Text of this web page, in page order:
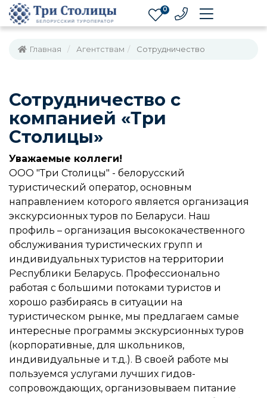
0
Главная Агентствам Сотрудничество
Сотрудничество с
компанией «Три
Столицы»
Уважаемые коллеги!
ООО "Три Столицы" - белорусский
туристический оператор, основным
направлением которого является организация
экскурсионных туров по Беларуси. Наш
профиль – организация высококачественного
обслуживания туристических групп и
индивидуальных туристов на территории
Республики Беларусь. Профессионально
работая с большими потоками туристов и
хорошо разбираясь в ситуации на
туристическом рынке, мы предлагаем самые
интересные программы экскурсионных туров
(корпоративные, для школьников,
индивидуальные и т.д.). В своей работе мы
пользуемся услугами лучших гидов-
сопровождающих, организовываем питание